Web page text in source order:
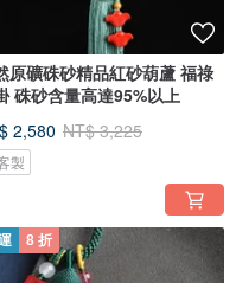
因吸收天地之正氣，所以帶有極
感覺，硃砂握在手心裡是溫暖
一直將其當成是化太歲、開運、
促進血液循環，改善血液方面的
都會出現內分泌失調，血液循環
調的狀況。由於硃砂石有促進血
功能的功效，進而能夠改善婦科
原礦硃砂精品紅砂葫蘆 福祿
車掛 硃砂含量高達95%以上
2,580 NT$ 3,225
製
8 折